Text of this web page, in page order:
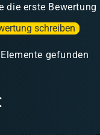
die erste Bewertung
schreiben
gefunden